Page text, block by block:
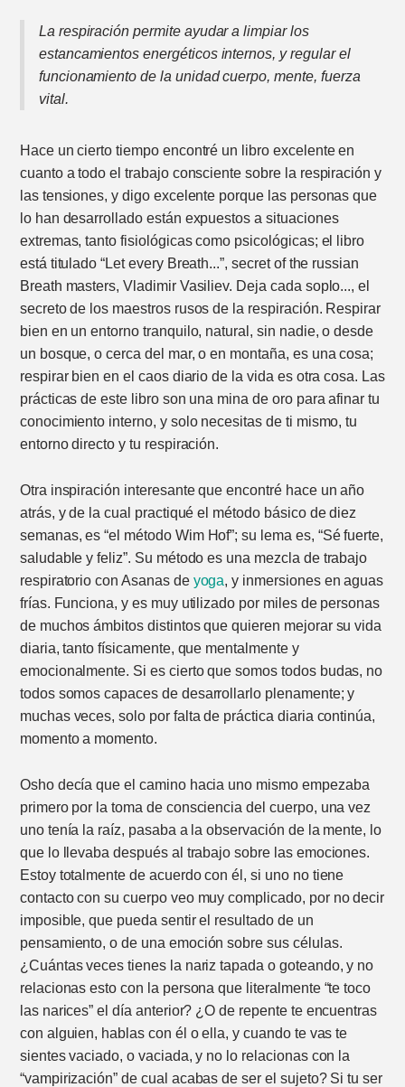
La respiración permite ayudar a limpiar los
estancamientos energéticos internos, y regular el
funcionamiento de la unidad cuerpo, mente, fuerza
vital.
Hace un cierto tiempo encontré un libro excelente en
cuanto a todo el trabajo consciente sobre la respiración y
las tensiones, y digo excelente porque las personas que
lo han desarrollado están expuestos a situaciones
extremas, tanto fisiológicas como psicológicas; el libro
está titulado “Let every Breath...”, secret of the russian
Breath masters, Vladimir Vasiliev. Deja cada soplo..., el
secreto de los maestros rusos de la respiración. Respirar
bien en un entorno tranquilo, natural, sin nadie, o desde
un bosque, o cerca del mar, o en montaña, es una cosa;
respirar bien en el caos diario de la vida es otra cosa. Las
prácticas de este libro son una mina de oro para afinar tu
conocimiento interno, y solo necesitas de ti mismo, tu
entorno directo y tu respiración.
Otra inspiración interesante que encontré hace un año
atrás, y de la cual practiqué el método básico de diez
semanas, es “el método Wim Hof”; su lema es, “Sé fuerte,
saludable y feliz”. Su método es una mezcla de trabajo
respiratorio con Asanas de yoga, y inmersiones en aguas
frías. Funciona, y es muy utilizado por miles de personas
de muchos ámbitos distintos que quieren mejorar su vida
diaria, tanto físicamente, que mentalmente y
emocionalmente. Si es cierto que somos todos budas, no
todos somos capaces de desarrollarlo plenamente; y
muchas veces, solo por falta de práctica diaria continúa,
momento a momento.
Osho decía que el camino hacia uno mismo empezaba
primero por la toma de consciencia del cuerpo, una vez
uno tenía la raíz, pasaba a la observación de la mente, lo
que lo llevaba después al trabajo sobre las emociones.
Estoy totalmente de acuerdo con él, si uno no tiene
contacto con su cuerpo veo muy complicado, por no decir
imposible, que pueda sentir el resultado de un
pensamiento, o de una emoción sobre sus células.
¿Cuántas veces tienes la nariz tapada o goteando, y no
relacionas esto con la persona que literalmente “te toco
las narices” el día anterior? ¿O de repente te encuentras
con alguien, hablas con él o ella, y cuando te vas te
sientes vaciado, o vaciada, y no lo relacionas con la
“vampirización” de cual acabas de ser el sujeto? Si tu ser